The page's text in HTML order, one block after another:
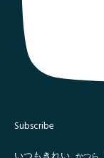
Subscribe